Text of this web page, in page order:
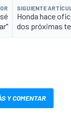
SIGUIENTE
Honda hace
dos próximas
Y COMENTAR